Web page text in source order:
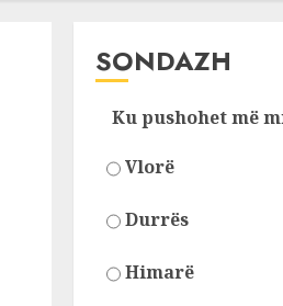
SONDAZH
Ku pushohet më
Vlorë
Durrës
Himarë